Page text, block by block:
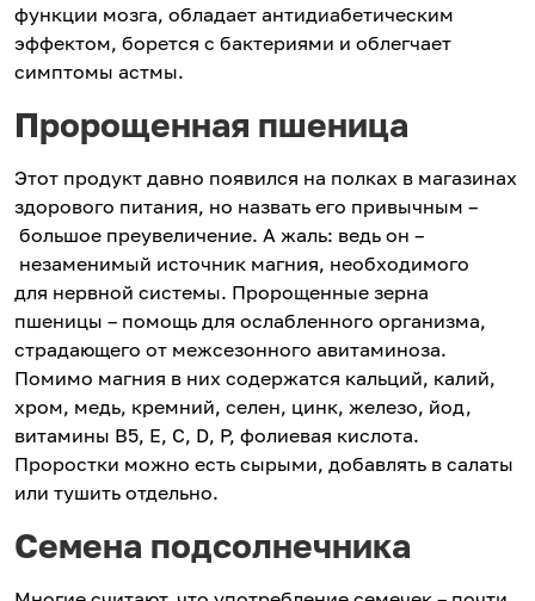
функции мозга, обладает антидиабетическим
эффектом, борется с бактериями и облегчает
симптомы астмы.
Пророщенная пшеница
Этот продукт давно появился на полках в магазинах
здорового питания, но назвать его привычным –
большое преувеличение. А жаль: ведь он –
незаменимый источник магния, необходимого
для нервной системы. Пророщенные зерна
пшеницы – помощь для ослабленного организма,
страдающего от межсезонного авитаминоза.
Помимо магния в них содержатся кальций, калий,
хром, медь, кремний, селен, цинк, железо, йод,
витамины B5, Е, С, D, Р, фолиевая кислота.
Проростки можно есть сырыми, добавлять в салаты
или тушить отдельно.
Семена подсолнечника